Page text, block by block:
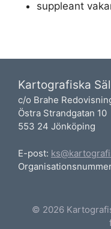
suppleant
Kartografiska
c/o Brahe
Östra Strandgatan 10
553 24 Jönköping
E-post:
© 2026